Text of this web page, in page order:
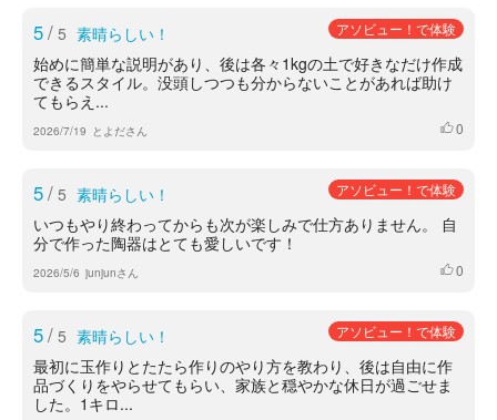
5/ 5 素晴らしい！ アソビュー！で体験
始めに簡単な説明があり、後は各々1kgの土で好きなだけ作成
できるスタイル。没頭しつつも分からないことがあれば助け
てもらえ...
2026/7/19 とよださん いいね
0
5/ 5 素晴らしい！ アソビュー！で体験
いつもやり終わってからも次が楽しみで仕方ありません。 自
分で作った陶器はとても愛しいです！
2026/5/6 junjunさん いいね
0
5/ 5 素晴らしい！ アソビュー！で体験
最初に玉作りとたたら作りのやり方を教わり、後は自由に作
品づくりをやらせてもらい、家族と穏やかな休日が過ごせま
した。1キロ...